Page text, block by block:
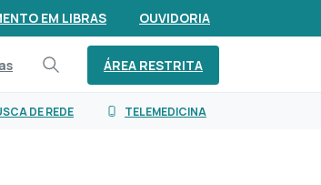
EM LIBRAS OUVIDORIA
ÁREA RESTRITA
DE REDE TELEMEDICINA